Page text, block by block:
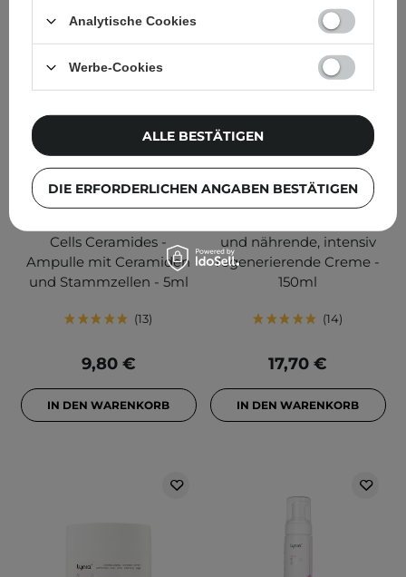
Cells Ceramides -
Ampulle mit Ceramiden
und Stammzellen - 5ml
13
9,80 €
IN DEN WARENKORB
und nährende, intensiv
regenerierende Creme -
150ml
14
17,70 €
IN DEN WARENKORB
Analytische Cookies
Werbe-Cookies
DIE ERFORDERLICHEN ANGABEN BESTÄTIGEN
ALLE BESTÄTIGEN